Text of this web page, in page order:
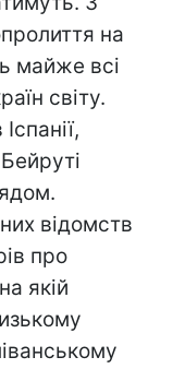
на
майже всі
світу.
відомств
про
якій